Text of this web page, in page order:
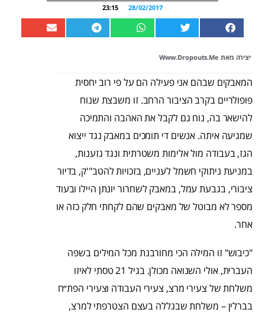
28/02/2017
23:15
יצירה מאת Www.dropouts.me
המאבקים שבהם אני פעילה הם על פי רוב יחסית
פופולריים בקרב הציבור הרחב. זו משבצת שנוח
להישאר בה, נוח גם לקבל את האהבה והתמיכה
שמגיעה איתה. אנשים די תומכים במאבק נגד ייצוא
הגז, בעבודה מול אלימות משטרתית ונגד גזענות,
במניעת ניתוקי חשמל לעניים, בזכויות להטב"'ק, בדיור
ציבורי, בגבעת עמל, במאבק לשחרור יונתן היילו ובעוד
מספר לא מבוטל של מאבקים שהם לקחתי חלק כזה או
אחר.
"כיבוש" זו המילה הכי מחורבנת מכל המילים בשפה
העברית, אולי השנואה מכולן. בגיל 21 טסתי לאיזו
משלחת של צעירי מרצ, צעירי העבודה וצעירי הפת״ח
בברלין – משלחת שבגללה בעצם הצטרפתי למרצ,